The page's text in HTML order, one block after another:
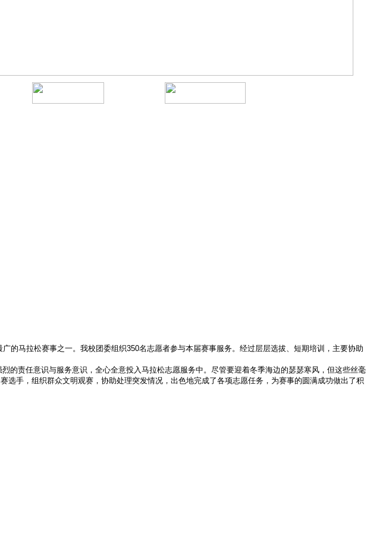
马拉松赛事之一。我校团委组织350名志愿者参与本届赛事服务。经过层层选拔、短期培训，主要协助
责任意识与服务意识，全心全意投入马拉松志愿服务中。尽管要迎着冬季海边的瑟瑟寒风，但这些丝毫
手，组织群众文明观赛，协助处理突发情况，出色地完成了各项志愿任务，为赛事的圆满成功做出了积